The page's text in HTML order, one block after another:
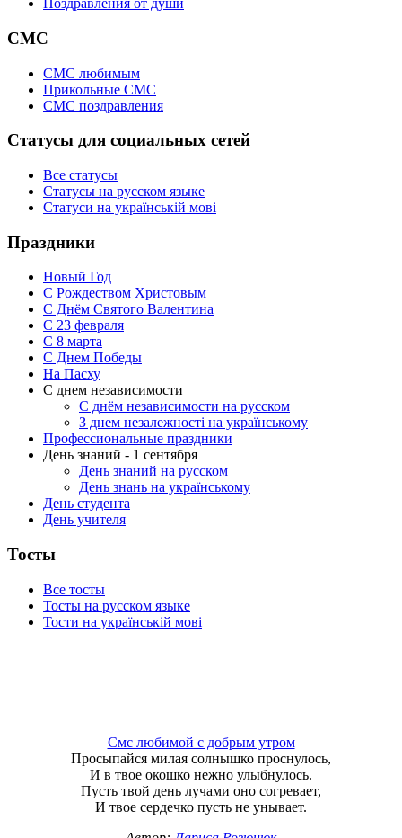
Поздравления от души
СМС
СМС любимым
Прикольные СМС
СМС поздравления
Статусы для социальных сетей
Все статусы
Статусы на русском языке
Статуси на українській мові
Праздники
Новый Год
С Рождеством Христовым
С Днём Святого Валентина
С 23 февраля
C 8 марта
С Днем Победы
На Пасху
С днем независимости
С днём независимости на русском
З днем незалежності на українському
Профессиональные праздники
День знаний - 1 сентября
День знаний на русском
День знань на українському
День студента
День учителя
Тосты
Все тосты
Тосты на русском языке
Тости на українській мові
Смс любимой с добрым утром
Просыпайся милая солнышко проснулось,
И в твое окошко нежно улыбнулось.
Пусть твой день лучами оно согревает,
И твое сердечко пусть не унывает.